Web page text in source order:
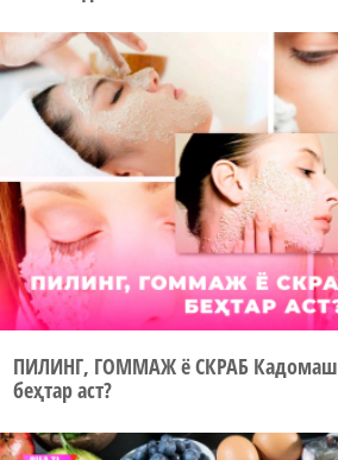
ПИЛИНГ, ГОММАЖ ё СКРАБ Кадомаш
беҳтар аст?